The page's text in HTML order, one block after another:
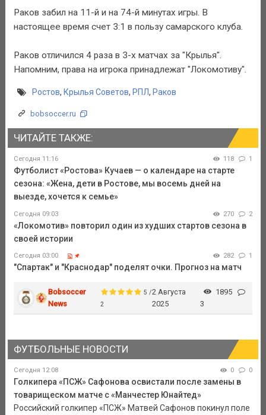
Раков забил на 11-й и на 74-й минутах игры. В
настоящее время счет 3:1 в пользу самарского клуба.
Раков отличился 4 раза в 3-х матчах за "Крылья".
Напомним, права на игрока принадлежат "Локомотиву".
Ростов, Крылья Советов, РПЛ, Раков
bobsoccer.ru
ЧИТАЙТЕ ТАКЖЕ:
Сегодня 11:16 118 1
Футболист «Ростова» Кучаев — о календаре на старте
сезона: «Жена, дети в Ростове, мы восемь дней на
выезде, хочется к семье»
Сегодня 09:03 270 2
«Локомотив» повторил один из худших стартов сезона в
своей истории
Сегодня 03:00 282 1
"Спартак" и "Краснодар" поделят очки. Прогноз на матч
Bobsoccer
News
5 /
2
2 Августа
2025
1895
3
ФУТБОЛЬНЫЕ НОВОСТИ
Сегодня 12:08 0 0
Голкипера «ПСЖ» Сафонова освистали после замены в
товарищеском матче с «Манчестер Юнайтед»
Российский голкипер «ПСЖ» Матвей Сафонов покинул поле